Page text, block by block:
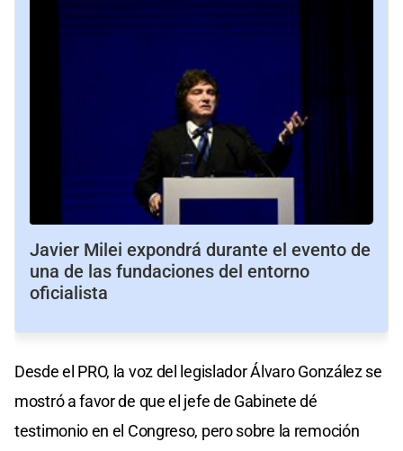
Javier Milei expondrá durante el evento de
una de las fundaciones del entorno
oficialista
Desde el PRO, la voz del legislador Álvaro González se
mostró a favor de que el jefe de Gabinete dé
testimonio en el Congreso, pero sobre la remoción